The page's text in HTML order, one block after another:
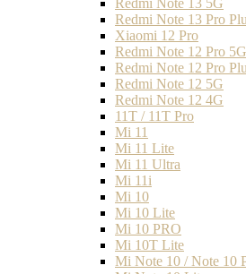
Redmi Note 13 5G
Redmi Note 13 Pro
Xiaomi 12 Pro
Redmi Note 12 Pro 5G
Redmi Note 12 Pro
Redmi Note 12 5G
Redmi Note 12 4G
11T / 11T Pro
Mi 11
Mi 11 Lite
Mi 11 Ultra
Mi 11i
Mi 10
Mi 10 Lite
Mi 10 PRO
Mi 10T Lite
Mi Note 10 / Note 10